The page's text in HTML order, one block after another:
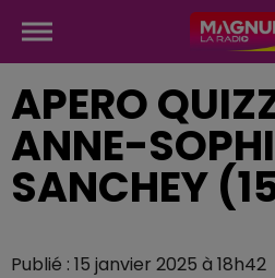
APERO
ANNE-
SANCHEY
Publié : 15 janvier 2025 à 18h42